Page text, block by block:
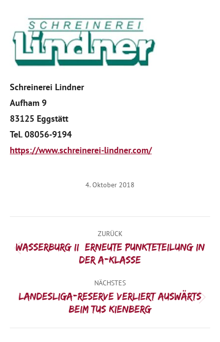
Schreinerei Lindner
Aufham 9
83125 Eggstätt
Tel. 08056-9194
https://www.schreinerei-lindner.com/
4. Oktober 2018
ZURÜCK
Vorheriger
Beitrag:
Wasserburg II: Erneute Punkteteilung in
der A-Klasse
NÄCHSTES
Nächster
Beitrag:
Landesliga-Reserve verliert Auswärts
beim TuS Kienberg